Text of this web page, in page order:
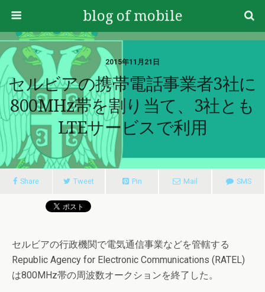
blog of mobile
2015年11月21日
セルビアの携帯電話事業者3社に
800MHz帯を割り当て、3社とも
LTEサービスで利用
Share Tweet Pin Mail SMS
セルビアの行政機関で電気通信事業などを管轄する
Republic Agency for Electronic Communications (RATEL)
は800MHz帯の周波数オークションを終了した。